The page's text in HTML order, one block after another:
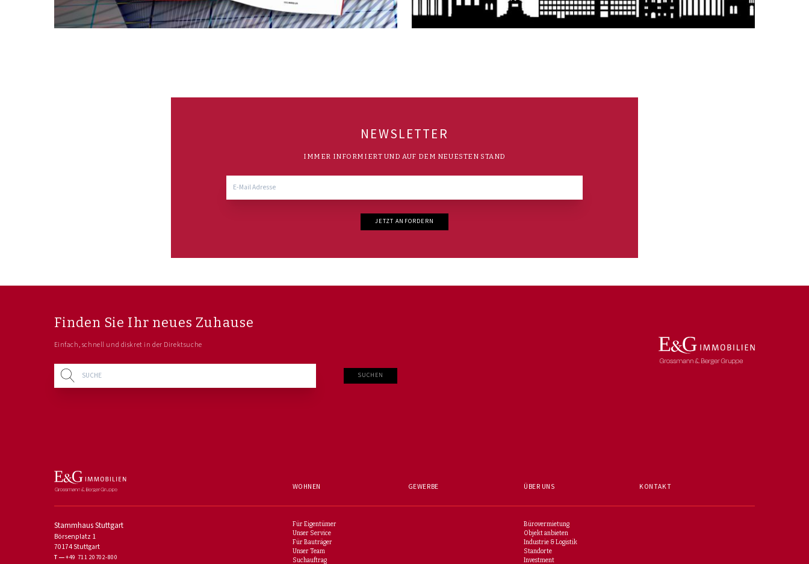
NEWSLETTER
IMMER INFORMIERT UND AUF DEM NEUESTEN STAND
JETZT ANFORDERN
Finden Sie Ihr neues Zuhause
Einfach, schnell und diskret in der Direktsuche
SUCHEN
WOHNEN GEWERBE ÜBER UNS KONTAKT
Stammhaus Stuttgart
Börsenplatz 1
70174 Stuttgart
T +49 711 20702-800
Für Eigentümer
Bürovermietung
Unser Service
Objekt anbieten
Für Bauträger
Industrie & Logistik
Unser Team
Standorte
Suchauftrag
Investment